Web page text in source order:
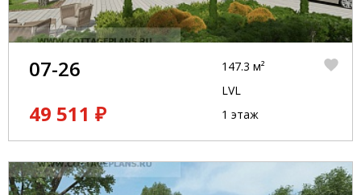
07-26
49 511 ₽
147.3 м²
LVL
1 этаж